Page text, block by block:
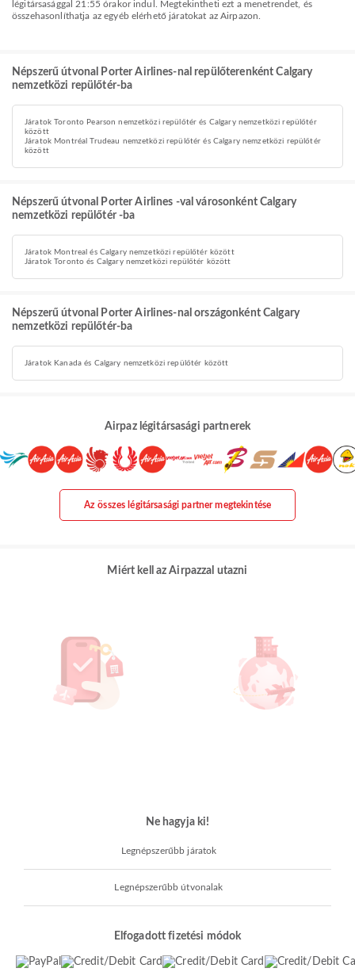
légitársasággal 21:55 órakor indul. Megtekintheti ezt a menetrendet, és
összehasonlíthatja az egyéb elérhető járatokat az Airpazon.
Népszerű útvonal Porter Airlines-nal repülőterenként Calgary
nemzetközi repülőtér-ba
Járatok Toronto Pearson nemzetközi repülőtér és Calgary nemzetközi repülőtér
között
Járatok Montréal Trudeau nemzetközi repülőtér és Calgary nemzetközi repülőtér
között
Népszerű útvonal Porter Airlines -val városonként Calgary
nemzetközi repülőtér -ba
Járatok Montreal és Calgary nemzetközi repülőtér között
Járatok Toronto és Calgary nemzetközi repülőtér között
Népszerű útvonal Porter Airlines-nal országonként Calgary
nemzetközi repülőtér-ba
Járatok Kanada és Calgary nemzetközi repülőtér között
Airpaz légitársasági partnerek
Az összes légitársasági partner megtekintése
Miért kell az Airpazzal utazni
Ne hagyja ki!
Legnépszerűbb járatok
Legnépszerűbb útvonalak
Elfogadott fizetési módok